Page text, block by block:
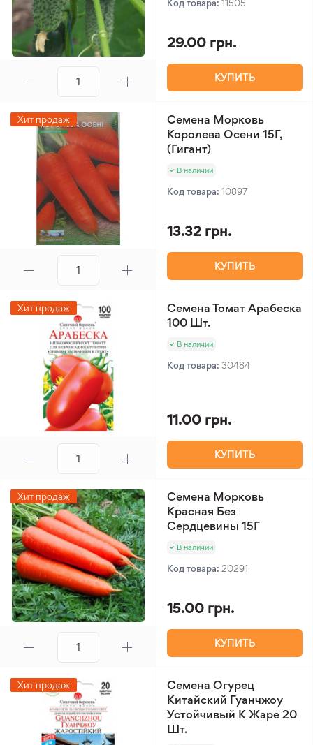
Код товара: 11505
29.00 грн.
КУПИТЬ
Хит продаж
Семена Морковь
Королева Осени 15Г,
(Гигант)
В наличии
Код товара: 10897
13.32 грн.
КУПИТЬ
Хит продаж
Семена Томат Арабеска
100 Шт.
В наличии
Код товара: 30484
11.00 грн.
КУПИТЬ
Хит продаж
Семена Морковь
Красная Без
Сердцевины 15Г
В наличии
Код товара: 20291
15.00 грн.
КУПИТЬ
Хит продаж
Семена Огурец
Китайский Гуанчжоу
Устойчивый К Жаре 20
Шт.